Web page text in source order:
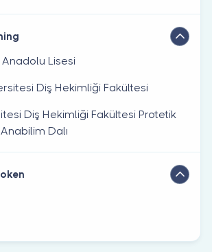
Lisesi
Diş Hekimliği Fakültesi
Diş Hekimliği Fakültesi Protetik
Dalı